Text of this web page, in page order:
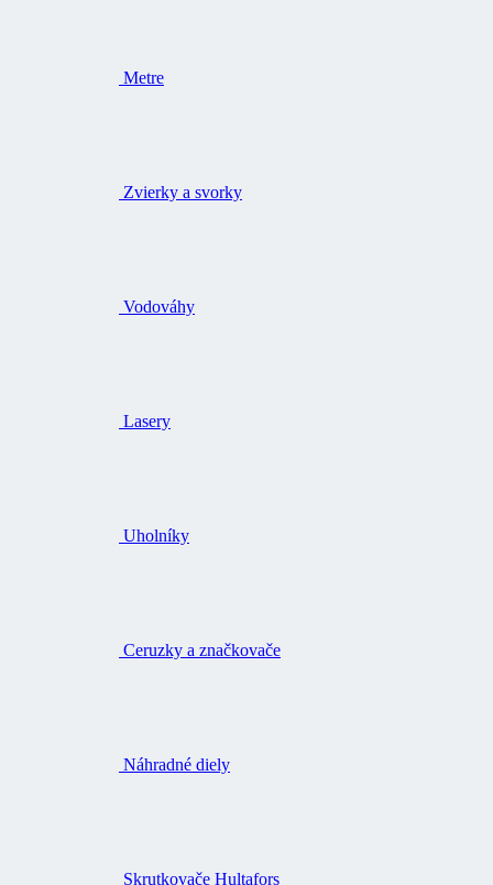
Metre
Zvierky a svorky
Vodováhy
Lasery
Uholníky
Ceruzky a značkovače
Náhradné diely
Skrutkovače Hultafors